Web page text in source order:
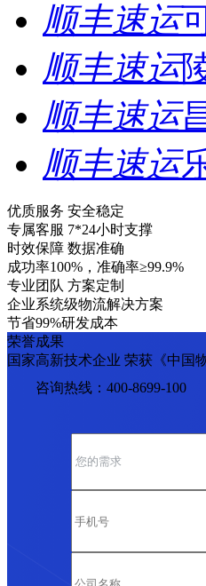
顺丰速运
顺丰速运
顺丰速运
顺丰速运
优质服务 安全稳定
专属客服 7*24小时支撑
时效保障 数据准确
成功率100%，准确率≥99.9%
专业团队 方案定制
企业系统级物流解决方案
节省99%研发成本
荣誉成果
国家高新技术企业 荣获《中国
咨询热线：400-8699-100